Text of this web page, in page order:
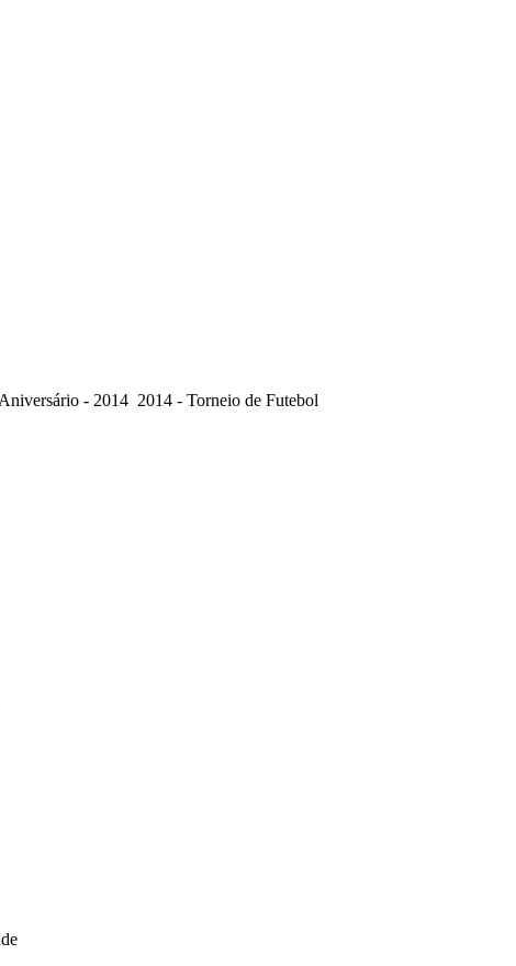
- 2014 2014 - Torneio de Futebol